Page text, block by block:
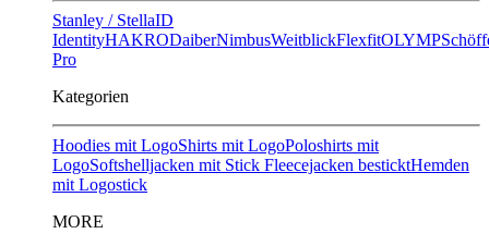
Stanley / StellaID
IdentityHAKRODaiberNimbusWeitblickFlexfitOLYMP
Pro
Kategorien
Hoodies mit LogoShirts mit LogoPoloshirts mit
LogoSoftshelljacken mit Stick Fleecejacken besticktHemden
mit Logostick
MORE